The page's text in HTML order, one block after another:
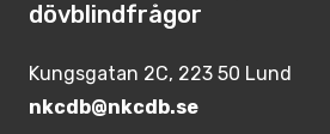
dövblindfrågor
Kungsgatan 2C, 223 50 Lund
nkcdb@nkcdb.se